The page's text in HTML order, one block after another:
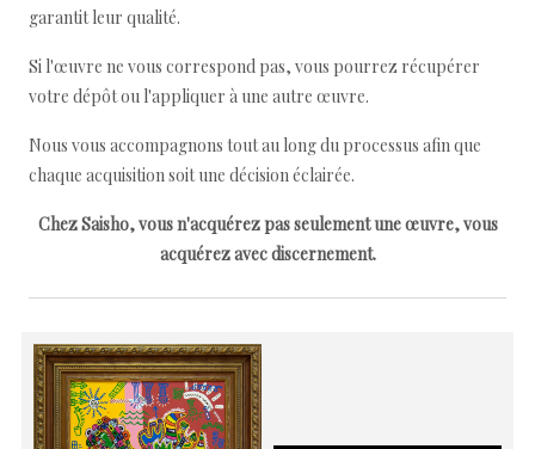
garantit leur qualité.
Si l'œuvre ne vous correspond pas, vous pourrez récupérer
votre dépôt ou l'appliquer à une autre œuvre.
Nous vous accompagnons tout au long du processus afin que
chaque acquisition soit une décision éclairée.
Chez Saisho, vous n'acquérez pas seulement une œuvre, vous
acquérez avec discernement.